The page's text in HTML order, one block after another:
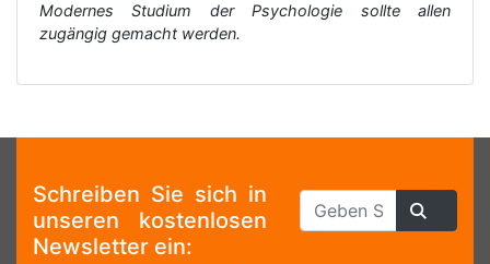
Modernes Studium der Psychologie sollte allen
zugängig gemacht werden.
Schreiben Sie sich in
unseren kostenlosen
Newsletter ein: